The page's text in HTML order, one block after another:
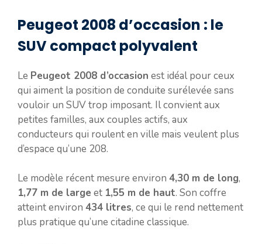
Peugeot 2008 d’occasion : le
SUV compact polyvalent
Le Peugeot 2008 d’occasion est idéal pour ceux
qui aiment la position de conduite surélevée sans
vouloir un SUV trop imposant. Il convient aux
petites familles, aux couples actifs, aux
conducteurs qui roulent en ville mais veulent plus
d’espace qu’une 208.
Le modèle récent mesure environ 4,30 m de long,
1,77 m de large et 1,55 m de haut. Son coffre
atteint environ 434 litres, ce qui le rend nettement
plus pratique qu’une citadine classique.